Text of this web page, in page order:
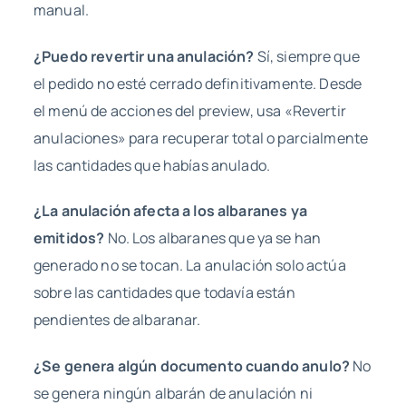
manual.
¿Puedo revertir una anulación? Sí, siempre que
el pedido no esté cerrado definitivamente. Desde
el menú de acciones del preview, usa «Revertir
anulaciones» para recuperar total o parcialmente
las cantidades que habías anulado.
¿La anulación afecta a los albaranes ya
emitidos? No. Los albaranes que ya se han
generado no se tocan. La anulación solo actúa
sobre las cantidades que todavía están
pendientes de albaranar.
¿Se genera algún documento cuando anulo? No
se genera ningún albarán de anulación ni